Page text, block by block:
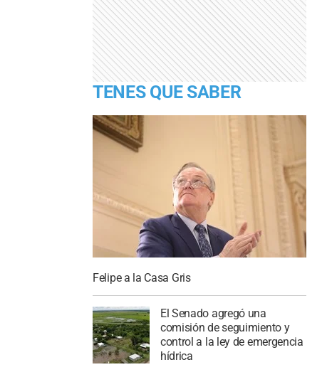
TENES QUE SABER
Felipe a la Casa Gris
El Senado agregó una
comisión de seguimiento y
control a la ley de emergencia
hídrica